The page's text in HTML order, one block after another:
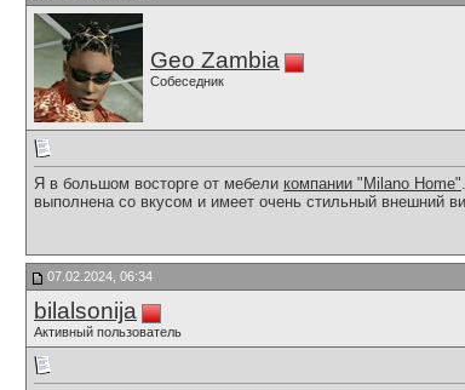
Geo Zambia
Собеседник
Я в большом восторге от мебели компании "Milano Home"
выполнена со вкусом и имеет очень стильный внешний
07.02.2024, 06:34
bilalsonija
Активный пользователь